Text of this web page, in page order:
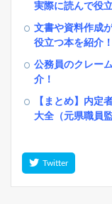
実際に読んで役
文書や資料作成
役立つ本を紹介
公務員のクレー
介！
【まとめ】内定
大全（元県職員監